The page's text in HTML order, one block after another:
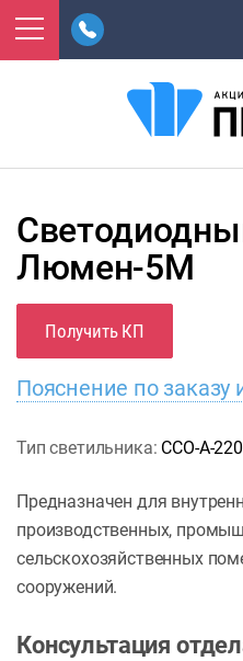
Люмен-5М
Получить КП
Пояснение по заказу
Тип светильника: ССО-А-
Предназначен для
производственных,
сельскохозяйственных
сооружений.
Консультация